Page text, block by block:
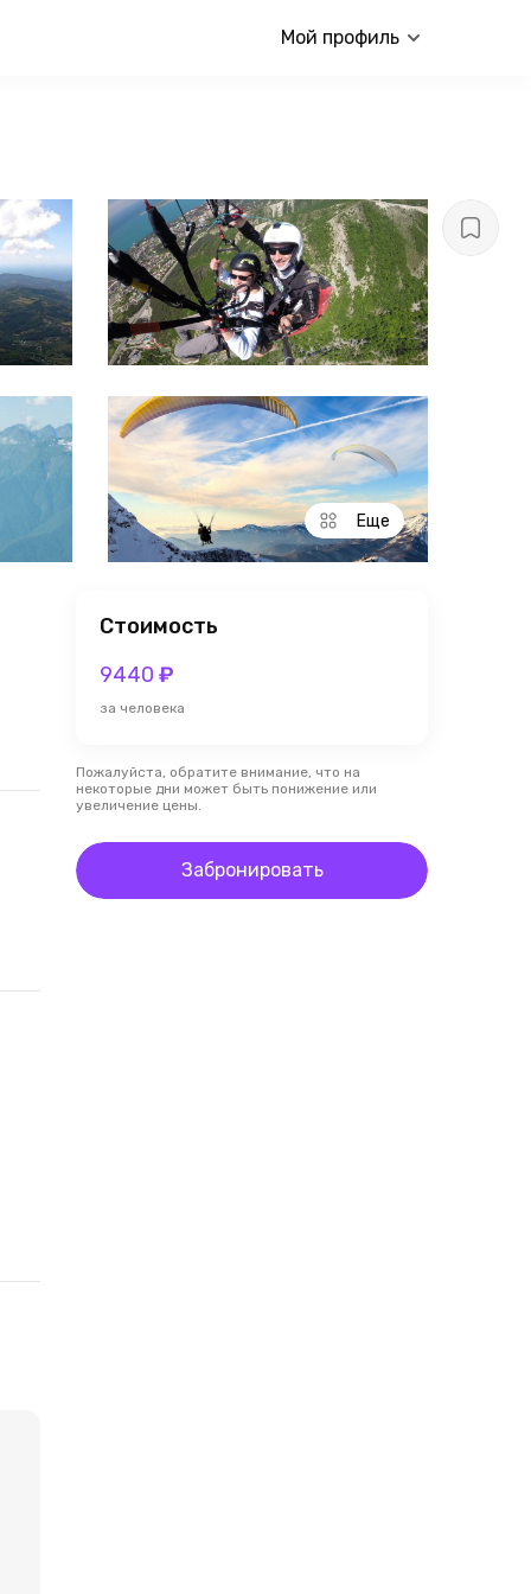
Мой профиль
Еще
Стоимость
9440 ₽
за человека
Пожалуйста, обратите внимание, что на
некоторые дни может быть понижение или
увеличение цены.
Забронировать